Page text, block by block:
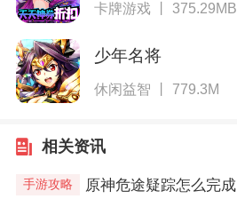
卡牌游戏 丨 375.29MB
少年名将
休闲益智 丨 779.3M
相关资讯
手游攻略 原神危途疑踪怎么完成